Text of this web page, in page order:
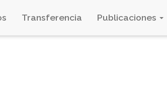
Transferencia Publicaciones